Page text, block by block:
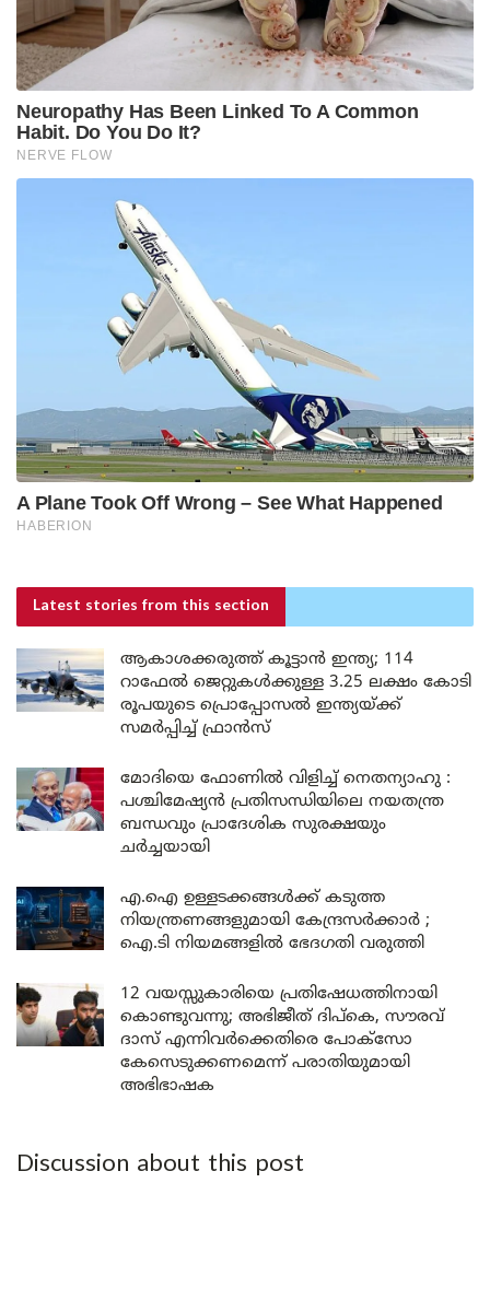
Latest stories from this section
ആകാശക്കരുത്ത് കൂട്ടാൻ ഇന്ത്യ; 114
റാഫേൽ ജെറ്റുകൾക്കുള്ള 3.25 ലക്ഷം കോടി
രൂപയുടെ പ്രൊപ്പോസൽ ഇന്ത്യയ്ക്ക്
സമർപ്പിച്ച് ഫ്രാൻസ്
മോദിയെ ഫോണിൽ വിളിച്ച് നെതന്യാഹു :
പശ്ചിമേഷ്യൻ പ്രതിസന്ധിയിലെ നയതന്ത്ര
ബന്ധവും പ്രാദേശിക സുരക്ഷയും
ചർച്ചയായി
എ.ഐ ഉള്ളടക്കങ്ങൾക്ക് കടുത്ത
നിയന്ത്രണങ്ങളുമായി കേന്ദ്രസർക്കാർ ;
ഐ.ടി നിയമങ്ങളിൽ ഭേദഗതി വരുത്തി
12 വയസ്സുകാരിയെ പ്രതിഷേധത്തിനായി
കൊണ്ടുവന്നു; അഭിജീത് ദിപ്കെ, സൗരവ്
ദാസ് എന്നിവർക്കെതിരെ പോക്സോ
കേസെടുക്കണമെന്ന് പരാതിയുമായി
അഭിഭാഷക
Discussion about this post